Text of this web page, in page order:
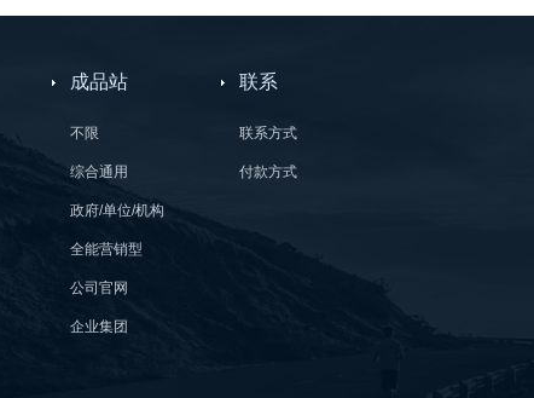
成品站
不限
综合通用
政府/单位/机构
全能营销型
公司官网
企业集团
联系
联系方式
付款方式